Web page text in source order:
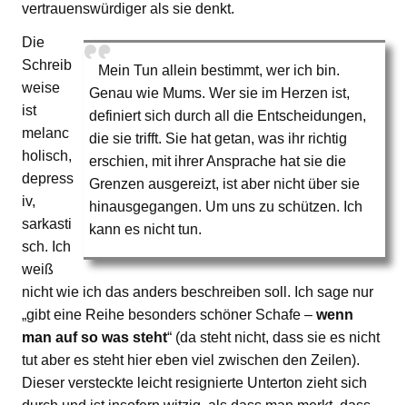
vertrauenswürdiger als sie denkt.
Mein Tun allein bestimmt, wer ich bin.
Genau wie Mums. Wer sie im Herzen ist,
definiert sich durch all die Entscheidungen,
die sie trifft. Sie hat getan, was ihr richtig
erschien, mit ihrer Ansprache hat sie die
Grenzen ausgereizt, ist aber nicht über sie
hinausgegangen. Um uns zu schützen. Ich
kann es nicht tun.
Die
Schreib
weise
ist
melanc
holisch,
depress
iv,
sarkasti
sch. Ich
weiß
nicht wie ich das anders beschreiben soll. Ich sage nur
„gibt eine Reihe besonders schöner Schafe – wenn
man auf so was steht“ (da steht nicht, dass sie es nicht
tut aber es steht hier eben viel zwischen den Zeilen).
Dieser versteckte leicht resignierte Unterton zieht sich